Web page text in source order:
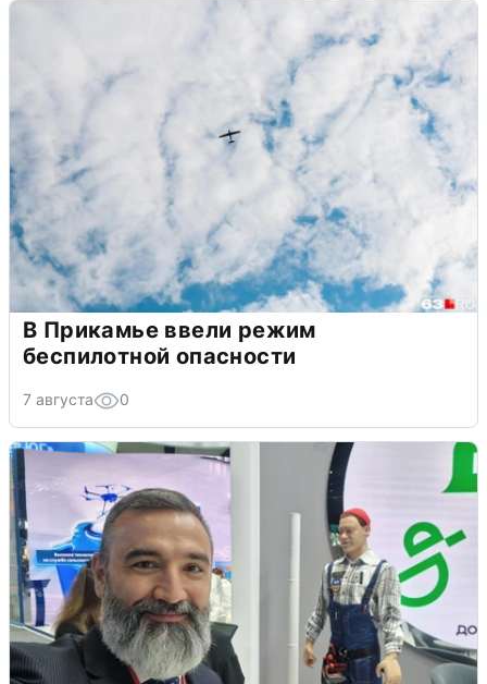
В Прикамье ввели режим
беспилотной опасности
7 августа 0